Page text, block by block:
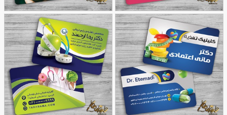
طرح کارت ویزیت مشاوره
37
طرح کارت ویزیت پزشک
متخصص تغذیه 29